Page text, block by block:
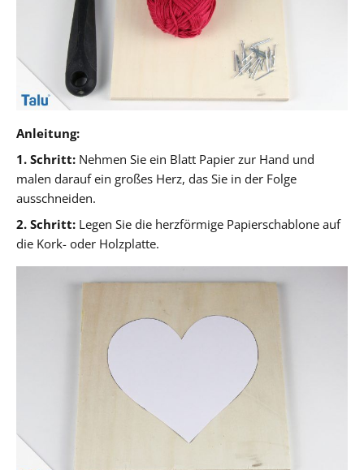
Anleitung:
1. Schritt: Nehmen Sie ein Blatt Papier zur Hand und
malen darauf ein großes Herz, das Sie in der Folge
ausschneiden.
2. Schritt: Legen Sie die herzförmige Papierschablone auf
die Kork- oder Holzplatte.